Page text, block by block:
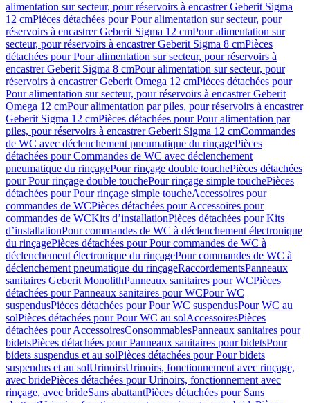
alimentation sur secteur, pour réservoirs à encastrer Geberit Sigma
12 cmPièces détachées pour Pour alimentation sur secteur, pour
réservoirs à encastrer Geberit Sigma 12 cmPour alimentation sur
secteur, pour réservoirs à encastrer Geberit Sigma 8 cmPièces
détachées pour Pour alimentation sur secteur, pour réservoirs à
encastrer Geberit Sigma 8 cmPour alimentation sur secteur, pour
réservoirs à encastrer Geberit Omega 12 cmPièces détachées pour
Pour alimentation sur secteur, pour réservoirs à encastrer Geberit
Omega 12 cmPour alimentation par piles, pour réservoirs à encastrer
Geberit Sigma 12 cmPièces détachées pour Pour alimentation par
piles, pour réservoirs à encastrer Geberit Sigma 12 cmCommandes
de WC avec déclenchement pneumatique du rinçagePièces
détachées pour Commandes de WC avec déclenchement
pneumatique du rinçagePour rinçage double touchePièces détachées
pour Pour rinçage double touchePour rinçage simple touchePièces
détachées pour Pour rinçage simple toucheAccessoires pour
commandes de WCPièces détachées pour Accessoires pour
commandes de WCKits d’installationPièces détachées pour Kits
d’installationPour commandes de WC à déclenchement électronique
du rinçagePièces détachées pour Pour commandes de WC à
déclenchement électronique du rinçagePour commandes de WC à
déclenchement pneumatique du rinçageRaccordementsPanneaux
sanitaires Geberit MonolithPanneaux sanitaires pour WCPièces
détachées pour Panneaux sanitaires pour WCPour WC
suspendusPièces détachées pour Pour WC suspendusPour WC au
solPièces détachées pour Pour WC au solAccessoiresPièces
détachées pour AccessoiresConsommablesPanneaux sanitaires pour
bidetsPièces détachées pour Panneaux sanitaires pour bidetsPour
bidets suspendus et au solPièces détachées pour Pour bidets
suspendus et au solUrinoirsUrinoirs, fonctionnement avec rinçage,
avec bridePièces détachées pour Urinoirs, fonctionnement avec
rinçage, avec brideSans abattantPièces détachées pour Sans